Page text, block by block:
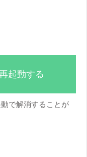
起動する
で解消することが